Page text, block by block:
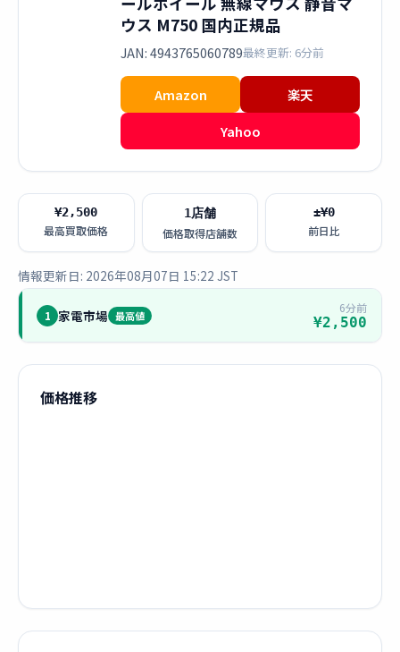
ウス M750 国内正規品
JAN: 4943765060789最終更新: 6分前
Amazon
楽天
Yahoo
¥2,500
最高買取価格
1店舗
価格取得店舗数
±¥0
前日比
情報更新日: 2026年08月07日 15:22 JST
1 家電市場 最高値
6分前
¥2,500
価格推移